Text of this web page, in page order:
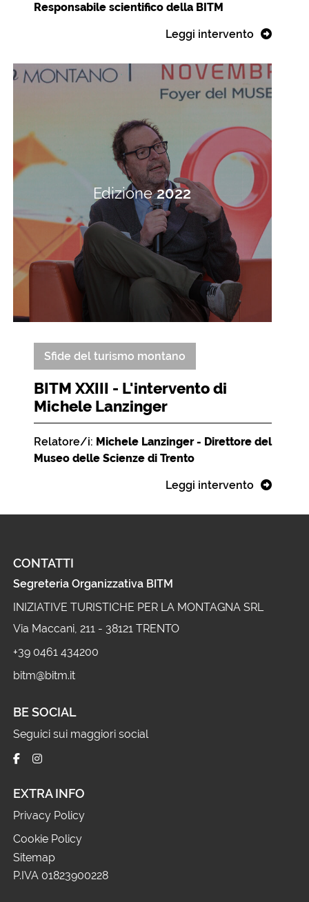
Responsabile scientifico della BITM
Leggi intervento
Edizione2022
Sfide del turismo montano
BITM XXIII - L'intervento di
Michele Lanzinger
Relatore/i: Michele Lanzinger - Direttore del
Museo delle Scienze di Trento
Leggi intervento
CONTATTI
Segreteria Organizzativa BITM
INIZIATIVE TURISTICHE PER LA MONTAGNA SRL
Via Maccani, 211 - 38121 TRENTO
+39 0461 434200
bitm@bitm.it
BE SOCIAL
Seguici sui maggiori social
EXTRA INFO
Privacy Policy
Cookie Policy
Sitemap
P.IVA 01823900228